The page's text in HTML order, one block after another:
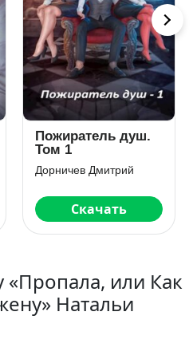
Пожиратель душ.
Том 1
Дорничев Дмитрий
Скачать
или Как
Натальи